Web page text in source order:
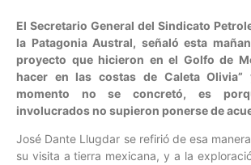
El Secretario General del Sindicato
la Patagonia Austral, señaló esta
proyecto que hicieron en el Golfo de
hacer en las costas de Caleta
momento no se concretó, es
involucrados no supieron ponerse de
José Dante Llugdar se refirió de esa
su visita a tierra mexicana, y a la